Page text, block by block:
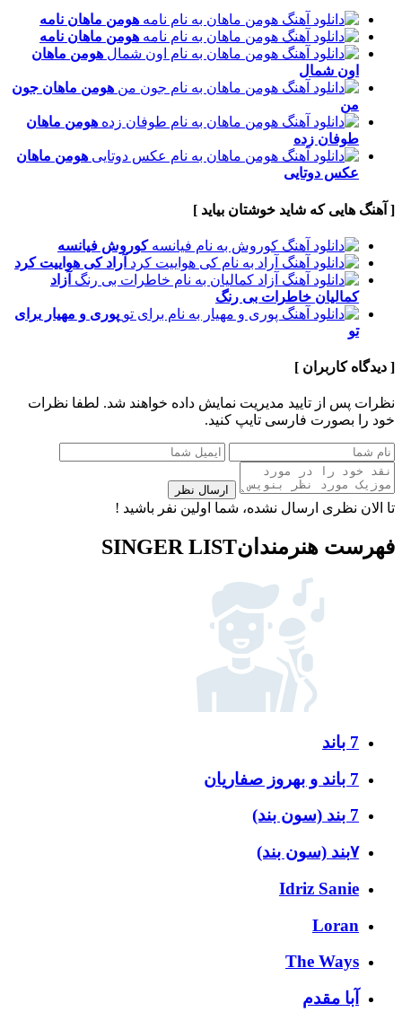
هومن ماهان نامه
هومن ماهان نامه
هومن ماهان
اون شمال
هومن ماهان جون
من
هومن ماهان
طوفان زده
هومن ماهان
عکس دوتایی
[ آهنگ هایی که شاید خوشتان بیاید ]
کوروش فیانسه
آرادکی هواییت کرد
آزاد
کمالیان خاطرات بی رنگ
پوری و مهیار برای
تو
[ دیدگاه کاربران ]
نظرات پس از تایید مدیریت نمایش داده خواهند شد. لطفا نظرات
خود را بصورت فارسی تایپ کنید.
ارسال نظر
تا الان نظری ارسال نشده، شما اولین نفر باشید !
فهرست هنرمندانSINGER LIST
7 باند
7 باند و بهروز صفاریان
7 بند (سون بند)
۷بند (سون بند)
Idriz Sanie
Loran
The Ways
آبا مقدم